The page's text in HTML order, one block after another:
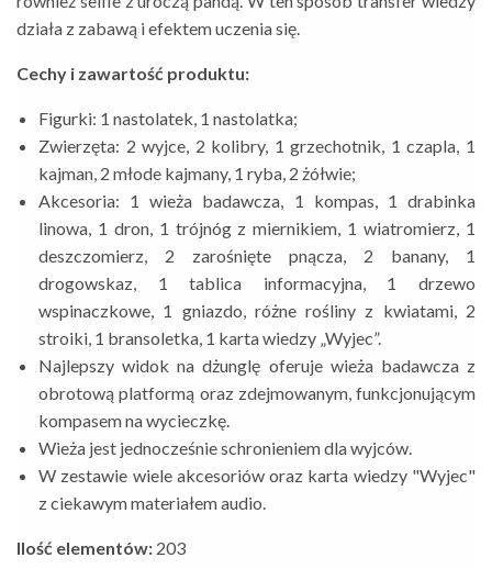
działa z zabawą i efektem uczenia się.
Cechy i zawartość produktu:
Figurki: 1 nastolatek, 1 nastolatka;
Zwierzęta: 2 wyjce, 2 kolibry, 1 grzechotnik, 1 czapla, 1
kajman, 2 młode kajmany, 1 ryba, 2 żółwie;
Akcesoria: 1 wieża badawcza, 1 kompas, 1 drabinka
linowa, 1 dron, 1 trójnóg z miernikiem, 1 wiatromierz, 1
deszczomierz, 2 zarośnięte pnącza, 2 banany, 1
drogowskaz, 1 tablica informacyjna, 1 drzewo
wspinaczkowe, 1 gniazdo, różne rośliny z kwiatami, 2
stroiki, 1 bransoletka, 1 karta wiedzy „Wyjec”.
Najlepszy widok na dżunglę oferuje wieża badawcza z
obrotową platformą oraz zdejmowanym, funkcjonującym
kompasem na wycieczkę.
Wieża jest jednocześnie schronieniem dla wyjców.
W zestawie wiele akcesoriów oraz karta wiedzy "Wyjec"
z ciekawym materiałem audio.
Ilość elementów: 203